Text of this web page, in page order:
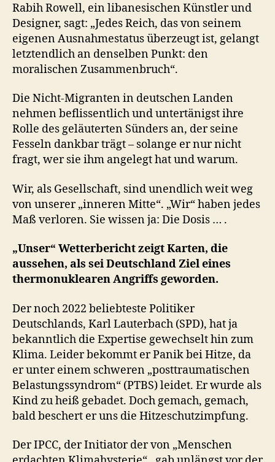
Rabih Rowell, ein libanesischen Künstler und
Designer, sagt: „Jedes Reich, das von seinem
eigenen Ausnahmestatus überzeugt ist, gelangt
letztendlich an denselben Punkt: den
moralischen Zusammenbruch“.
Die Nicht-Migranten in deutschen Landen
nehmen beflissentlich und untertänigst ihre
Rolle des geläuterten Sünders an, der seine
Fesseln dankbar trägt – solange er nur nicht
fragt, wer sie ihm angelegt hat und warum.
Wir, als Gesellschaft, sind unendlich weit weg
von unserer „inneren Mitte“. „Wir“ haben jedes
Maß verloren. Sie wissen ja: Die Dosis … .
„Unser“ Wetterbericht zeigt Karten, die
aussehen, als sei Deutschland Ziel eines
thermonuklearen Angriffs geworden.
Der noch 2022 beliebteste Politiker
Deutschlands, Karl Lauterbach (SPD), hat ja
bekanntlich die Expertise gewechselt hin zum
Klima. Leider bekommt er Panik bei Hitze, da
er unter einem schweren „posttraumatischen
Belastungssyndrom“ (PTBS) leidet. Er wurde als
Kind zu heiß gebadet. Doch gemach, gemach,
bald beschert er uns die Hitzeschutzimpfung.
Der IPCC, der Initiator der von „Menschen